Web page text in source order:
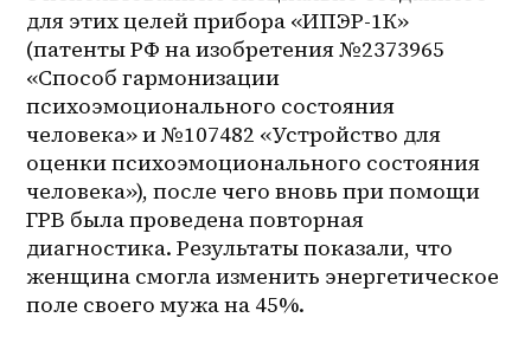
для этих целей прибора «ИПЭР-1К»
(патенты РФ на изобретения №2373965
«Способ гармонизации
психоэмоционального состояния
человека» и №107482 «Устройство для
оценки психоэмоционального состояния
человека»), после чего вновь при помощи
ГРВ была проведена повторная
диагностика. Результаты показали, что
женщина смогла изменить энергетическое
поле своего мужа на 45%.